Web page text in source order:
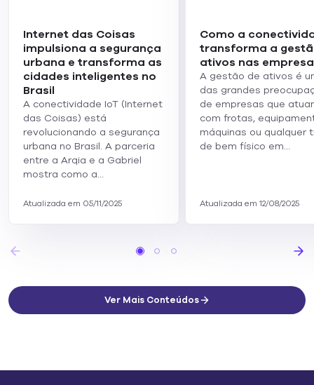
Internet das Coisas
impulsiona a segurança
urbana e transforma as
cidades inteligentes no
Brasil
A conectividade IoT (Internet
das Coisas) está
revolucionando a segurança
urbana no Brasil. A parceria
entre a Arqia e a Gabriel
mostra como a…
Atualizada em 05/11/2025
Como a
transforma a
ativos nas
A gestão de ativos é
das grandes
de empresas que
com frotas,
máquinas ou qualquer
de bem físico em…
Atualizada em 12/08/2025
Ver Mais Conteúdos